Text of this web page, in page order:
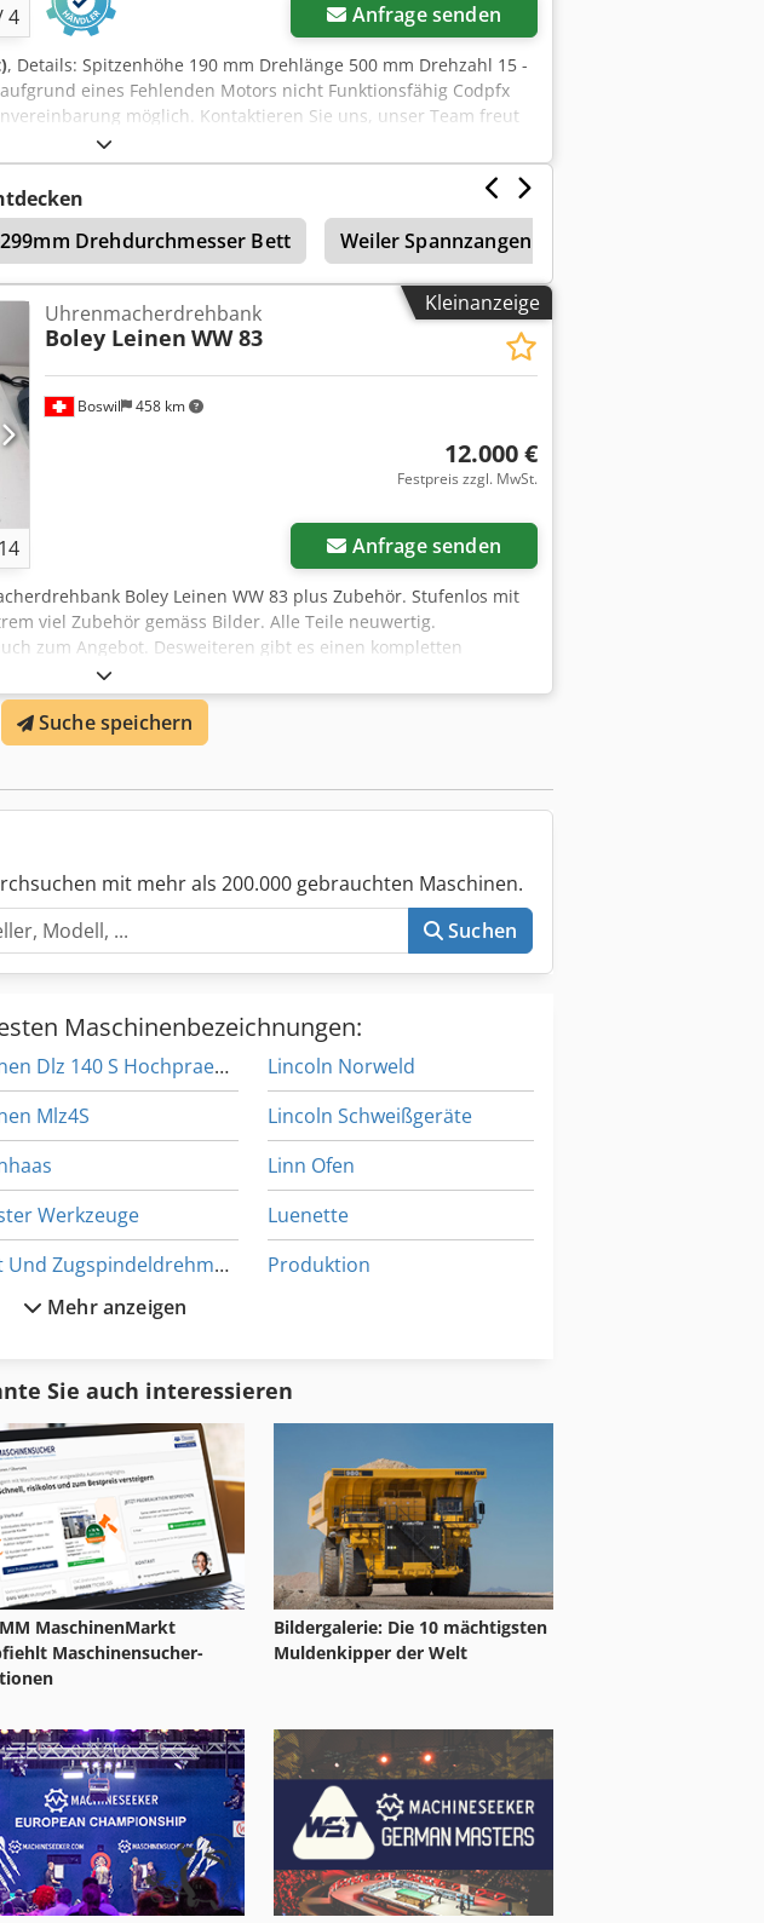
4 Anfrage senden
, Details: Spitzenhöhe 190 mm Drehlänge 500 mm Drehzahl 15 -
eines Fehlenden Motors nicht Funktionsfähig Codpfx
möglich. Kontaktieren Sie uns, unser Team freut
oder Tausch möglich! Maschinen An- / Verkauf KAUF
UVM. Sie benötigen eine
für Ihre Fertigung? Oder wollen Sie Ihre
Drehdurchmesser Bett
Weiler Spannzangen
Kleinanzeige
14
Boswil 458 km
Uhrenmacherdrehbank
Boley Leinen WW 83
12.000 €
Festpreis zzgl. MwSt.
Anfrage senden
Boley Leinen WW 83 plus Zubehör. Stufenlos mit
viel Zubehör gemäss Bilder. Alle Teile neuwertig.
zum Angebot. Desweiteren gibt es einen kompletten
Crsdpfxeu Im H Eo Apbjf
Suche speichern
mit mehr als 200.000 gebrauchten Maschinen.
Suchen
Maschinenbezeichnungen:
Leinen Dlz 140 S Hochpraezisionsdrehmasch
Mlz4S
Werkzeuge
Leit Und Zugspindeldrehmaschine
Lincoln Norweld
Lincoln Schweißgeräte
Linn Ofen
Luenette
Produktion
Mehr anzeigen
Sie auch interessieren
MaschinenMarkt
Maschinensucher-
Bildergalerie: Die 10 mächtigsten
Muldenkipper der Welt